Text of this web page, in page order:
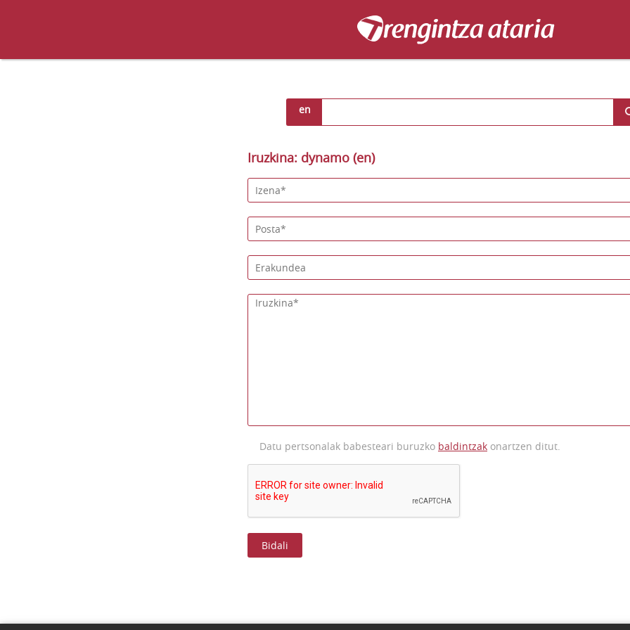
en
Iruzkina: dynamo (en)
Datu pertsonalak babesteari buruzko baldintzak onartzen ditut.